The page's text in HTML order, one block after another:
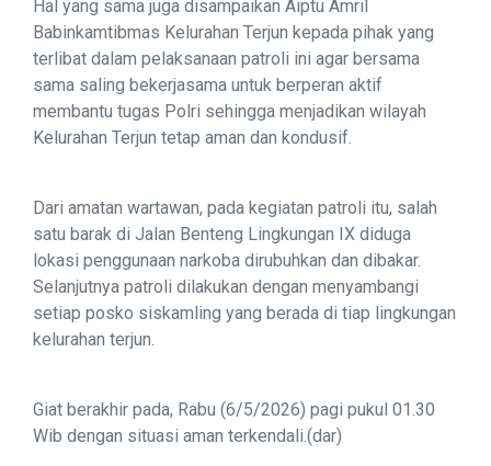
Hal yang sama juga disampaikan Aiptu Amril
Babinkamtibmas Kelurahan Terjun kepada pihak yang
terlibat dalam pelaksanaan patroli ini agar bersama
sama saling bekerjasama untuk berperan aktif
membantu tugas Polri sehingga menjadikan wilayah
Kelurahan Terjun tetap aman dan kondusif.
Dari amatan wartawan, pada kegiatan patroli itu, salah
satu barak di Jalan Benteng Lingkungan IX diduga
lokasi penggunaan narkoba dirubuhkan dan dibakar.
Selanjutnya patroli dilakukan dengan menyambangi
setiap posko siskamling yang berada di tiap lingkungan
kelurahan terjun.
Giat berakhir pada, Rabu (6/5/2026) pagi pukul 01.30
Wib dengan situasi aman terkendali.(dar)